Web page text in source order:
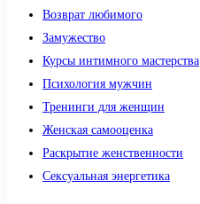
Возврат любимого
Замужество
Курсы интимного мастерства
Психология мужчин
Тренинги для женщин
Женская самооценка
Раскрытие женственности
Сексуальная энергетика